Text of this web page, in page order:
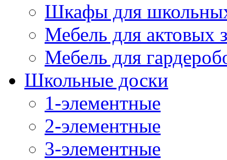
Шкафы для
Мебель для актовых
Мебель для
Школьные доски
1-элементные
2-элементные
3-элементные